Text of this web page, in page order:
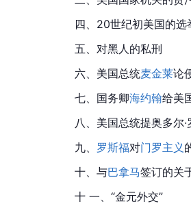
四、20世纪初美国的选
五、对黑人的私刑
六、 美国总统麦金莱论
七、国务卿海约翰给美
八、美国总统提奥多尔
九、 罗斯福对门罗主义
十、与巴拿马签订的关
十 一、“金元外交”